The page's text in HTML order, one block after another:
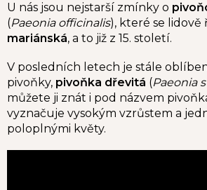
U nás jsou nejstarší zmínky o
(Paeonia officinalis), které se lidově
mariánská, a to již z 15. století.
V posledních letech je stále
pivoňky, pivoňka dřevitá (Paeonia
můžete ji znát i pod názvem
vyznačuje vysokým vzrůstem a
poloplnými květy.